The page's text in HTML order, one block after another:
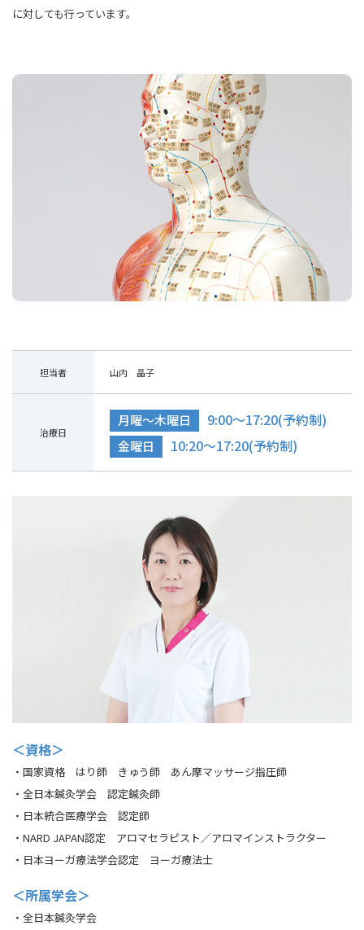
に対しても行っています。
担当者 山内 晶子
治療日
月曜～木曜日 9:00～17:20(予約制)
金曜日 10:20～17:20(予約制)
＜資格＞
・国家資格 はり師 きゅう師 あん摩マッサージ指圧師
・全日本鍼灸学会 認定鍼灸師
・日本統合医療学会 認定師
・NARD JAPAN認定 アロマセラピスト／アロマインストラクター
・日本ヨーガ療法学会認定 ヨーガ療法士
＜所属学会＞
・全日本鍼灸学会